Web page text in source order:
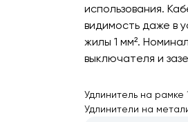
использования.
видимость даже в
жилы 1 мм².
выключателя и
Удлинитель на
Удлинители на